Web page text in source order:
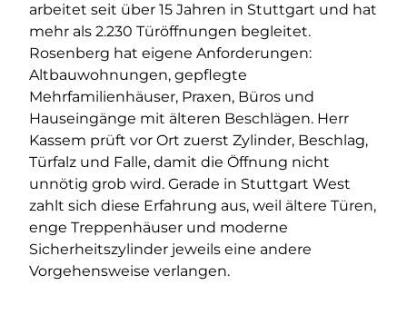
arbeitet seit über 15 Jahren in Stuttgart und hat
mehr als 2.230 Türöffnungen begleitet.
Rosenberg hat eigene Anforderungen:
Altbauwohnungen, gepflegte
Mehrfamilienhäuser, Praxen, Büros und
Hauseingänge mit älteren Beschlägen. Herr
Kassem prüft vor Ort zuerst Zylinder, Beschlag,
Türfalz und Falle, damit die Öffnung nicht
unnötig grob wird. Gerade in Stuttgart West
zahlt sich diese Erfahrung aus, weil ältere Türen,
enge Treppenhäuser und moderne
Sicherheitszylinder jeweils eine andere
Vorgehensweise verlangen.